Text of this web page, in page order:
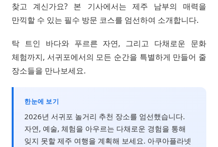
찾고 계신가요? 본 기사에서는 제주 남부의 매력을
만끽할 수 있는 필수 방문 코스를 엄선하여 소개합니다.
탁 트인 바다와 푸르른 자연, 그리고 다채로운 문화
체험까지, 서귀포에서의 모든 순간을 특별하게 만들어 줄
장소들을 만나보세요.
한눈에 보기
2026년 서귀포 놀거리 추천 장소를 엄선했습니다.
자연, 예술, 체험을 아우르는 다채로운 경험을 통해
잊지 못할 제주 여행을 계획해 보세요. 아쿠아플라넷